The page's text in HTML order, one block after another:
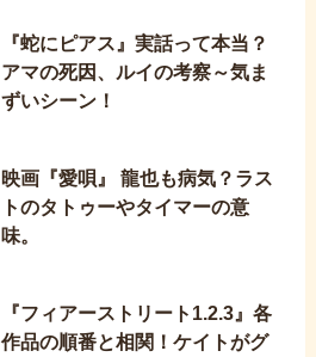
『蛇にピアス』実話って本当？
アマの死因、ルイの考察～気ま
ずいシーン！
映画『愛唄』 龍也も病気？ラス
トのタトゥーやタイマーの意
味。
『フィアーストリート1.2.3』各
作品の順番と相関！ケイトがグ